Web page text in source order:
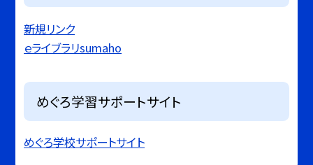
新規リンク
ｅライブラリsumaho
めぐろ学習サポートサイト
めぐろ学校サポートサイト